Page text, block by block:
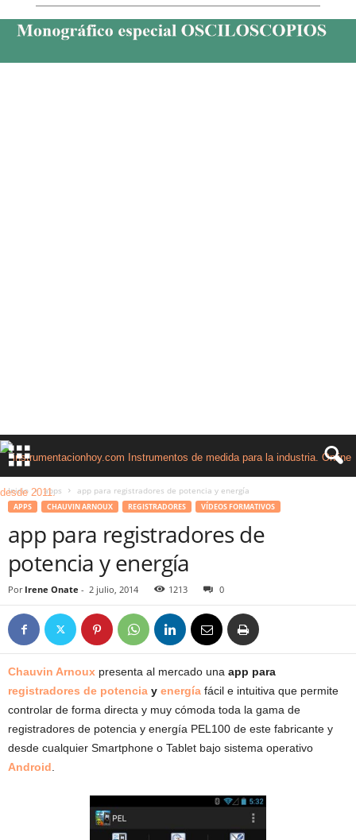
Inicio apps app para registradores de potencia y energía
APPS CHAUVIN ARNOUX REGISTRADORES VÍDEOS FORMATIVOS
app para registradores de
potencia y energía
Por Irene Onate - 2 julio, 2014 1213 0
Chauvin Arnoux presenta al mercado una app para
registradores de potencia y energía fácil e intuitiva que permite
controlar de forma directa y muy cómoda toda la gama de
registradores de potencia y energía PEL100 de este fabricante y
desde cualquier Smartphone o Tablet bajo sistema operativo
Android